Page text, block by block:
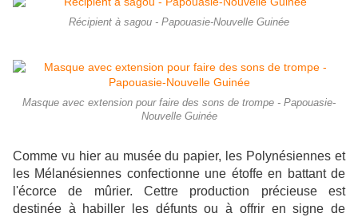
Récipient à sagou - Papouasie-Nouvelle Guinée
Masque avec extension pour faire des sons de trompe - Papouasie-
Nouvelle Guinée
Comme vu hier au musée du papier, les Polynésiennes et
les Mélanésiennes confectionne une étoffe en battant de
l'écorce de mûrier. Cettre production précieuse est
destinée à habiller les défunts ou à offrir en signe de